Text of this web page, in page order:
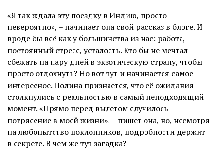
«Я так ждала эту поездку в Индию, просто
невероятно», – начинает она свой рассказ в блоге. И
вроде бы всё как у большинства из нас: работа,
постоянный стресс, усталость. Кто бы не мечтал
сбежать на пару дней в экзотическую страну, чтобы
просто отдохнуть? Но вот тут и начинается самое
интересное. Полина признается, что её ожидания
столкнулись с реальностью в самый неподходящий
момент. «Прямо перед вылетом случилось
потрясение в моей жизни», – пишет она, но, несмотря
на любопытство поклонников, подробности держит
в секрете. В чем же тут загадка?